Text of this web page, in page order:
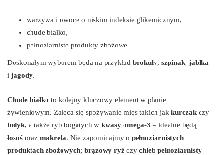
warzywa i owoce o niskim indeksie glikemicznym,
chude białko,
pełnoziarniste produkty zbożowe.
Doskonałym wyborem będą na przykład brokuły, szpinak, jabłka
i jagody.
Chude białko to kolejny kluczowy element w planie
żywieniowym. Zaleca się spożywanie mięs takich jak kurczak czy
indyk, a także ryb bogatych w kwasy omega-3 – idealne będą
łosoś oraz makrela. Nie zapominajmy o pełnoziarnistych
produktach zbożowych; brązowy ryż czy chleb pełnoziarnisty